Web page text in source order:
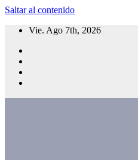
Saltar al contenido
Vie. Ago 7th, 2026